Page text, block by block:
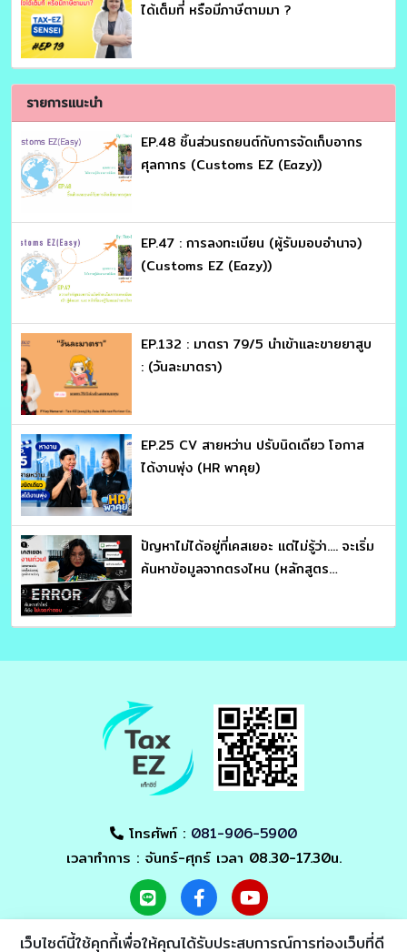
ได้เต็มที่ หรือมีภาษีตามมา ?
รายการแนะนำ
EP.48 ชิ้นส่วนรถยนต์กับการจัดเก็บอากร
ศุลกากร (Customs EZ (Eazy))
EP.47 : การลงทะเบียน (ผู้รับมอบอำนาจ)
(Customs EZ (Eazy))
EP.132 : มาตรา 79/5 นำเข้าและขายยาสูบ
: (วันละมาตรา)
EP.25 CV สายหว่าน ปรับนิดเดียว โอกาส
ได้งานพุ่ง (HR พาคุย)
ปัญหาไม่ได้อยู่ที่เคสเยอะ แต่ไม่รู้ว่า.... จะเริ่ม
ค้นหาข้อมูลจากตรงไหน (หลักสูตร
โทรศัพท์ : 081-906-5900
เวลาทำการ : จันทร์-ศุกร์ เวลา 08.30-17.30น.
เว็บไซต์นี้ใช้คุกกี้เพื่อให้คุณได้รับประสบการณ์การท่องเว็บที่ดี